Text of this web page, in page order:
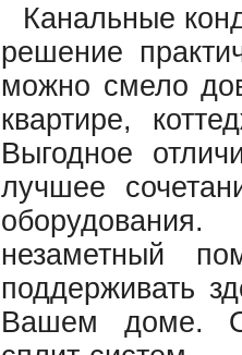
Канальные
решение
можно смело
квартире,
Выгодное
лучшее
незаметный
поддерживать
Вашем доме.